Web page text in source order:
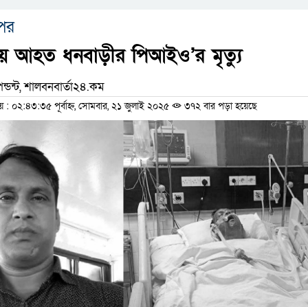
আহত ধনবাড়ীর পিআইও’র মৃত্যু
শালবনবার্তা২৪.কম
পূর্বাহ্ন, সোমবার, ২১ জুলাই ২০২৫ ৩৭২ বার পড়া হয়েছে